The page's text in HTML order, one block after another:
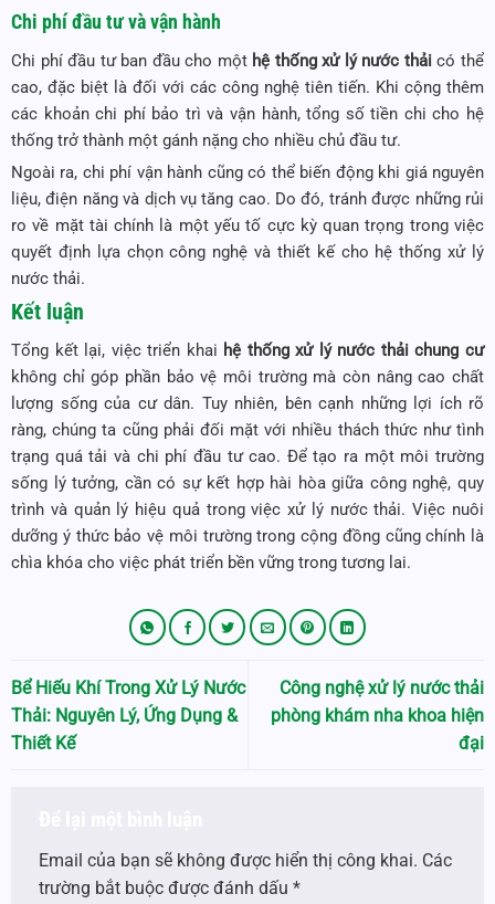
Chi phí đầu tư và vận hành
Chi phí đầu tư ban đầu cho một hệ thống xử lý nước thải có thể
cao, đặc biệt là đối với các công nghệ tiên tiến. Khi cộng thêm
các khoản chi phí bảo trì và vận hành, tổng số tiền chi cho hệ
thống trở thành một gánh nặng cho nhiều chủ đầu tư.
Ngoài ra, chi phí vận hành cũng có thể biến động khi giá nguyên
liệu, điện năng và dịch vụ tăng cao. Do đó, tránh được những rủi
ro về mặt tài chính là một yếu tố cực kỳ quan trọng trong việc
quyết định lựa chọn công nghệ và thiết kế cho hệ thống xử lý
nước thải.
Kết luận
Tổng kết lại, việc triển khai hệ thống xử lý nước thải chung cư
không chỉ góp phần bảo vệ môi trường mà còn nâng cao chất
lượng sống của cư dân. Tuy nhiên, bên cạnh những lợi ích rõ
ràng, chúng ta cũng phải đối mặt với nhiều thách thức như tình
trạng quá tải và chi phí đầu tư cao. Để tạo ra một môi trường
sống lý tưởng, cần có sự kết hợp hài hòa giữa công nghệ, quy
trình và quản lý hiệu quả trong việc xử lý nước thải. Việc nuôi
dưỡng ý thức bảo vệ môi trường trong cộng đồng cũng chính là
chìa khóa cho việc phát triển bền vững trong tương lai.
Bể Hiếu Khí Trong Xử Lý Nước
Thải: Nguyên Lý, Ứng Dụng &
Thiết Kế
Công nghệ xử lý nước thải
phòng khám nha khoa hiện
đại
Email của bạn sẽ không được hiển thị công khai. Các
trường bắt buộc được đánh dấu *